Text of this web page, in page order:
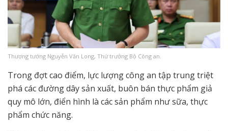
Thượng tướng Nguyễn Văn Long, Thứ trưởng Bộ Công an.
Trong đợt cao điểm, lực lượng công an tập trung triệt
phá các đường dây sản xuất, buôn bán thực phẩm giả
quy mô lớn, điển hình là các sản phẩm như sữa, thực
phẩm chức năng.